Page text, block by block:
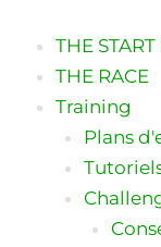
contenu
THE
THE RACE
Training
Plans